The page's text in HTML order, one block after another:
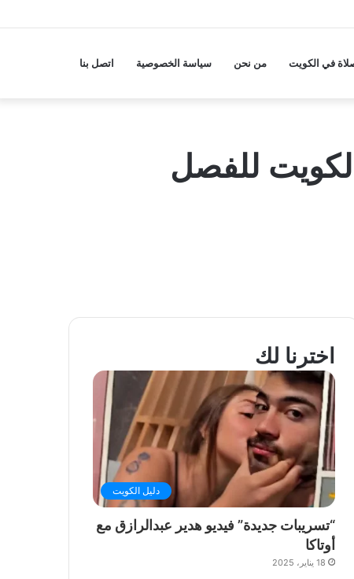
في الكويت من نحن سياسة الخصوصية اتصل بنا
للفصل
اخترنا لك
دليل الكويت
“تسريبات جديدة” فيديو هدير عبدالرازق مع
أوتاكا
18 يناير، 2025